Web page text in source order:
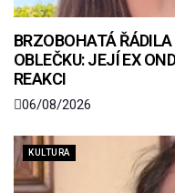
BRZOBOHATÁ
OBLEČKU: JEJÍ EX
REAKCI
06/08/2026
KULTURA